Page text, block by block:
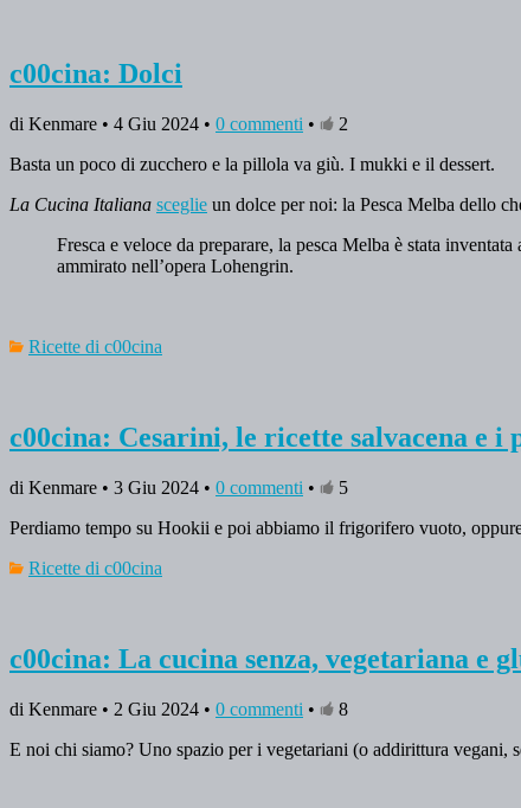
c00cina: Dolci
di Kenmare • 4 Giu 2024 • 0 commenti •
2
Basta un poco di zucchero e la pillola va giù. I mukki e il dessert.
La Cucina Italiana sceglie un dolce per noi: la Pesca Melba dello
Fresca e veloce da preparare, la pesca Melba è stata
ammirato nell’opera Lohengrin.
Ricette di c00cina
c00cina: Cesarini, le ricette salvacena e i
di Kenmare • 3 Giu 2024 • 0 commenti •
5
Perdiamo tempo su Hookii e poi abbiamo il frigorifero vuoto,
Ricette di c00cina
c00cina: La cucina senza, vegetariana e
di Kenmare • 2 Giu 2024 • 0 commenti •
8
E noi chi siamo? Uno spazio per i vegetariani (o addirittura vegani,